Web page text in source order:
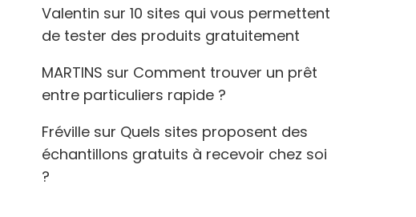
Valentin sur 10 sites qui vous permettent
de tester des produits gratuitement
MARTINS sur Comment trouver un prêt
entre particuliers rapide ?
Fréville sur Quels sites proposent des
échantillons gratuits à recevoir chez soi
?